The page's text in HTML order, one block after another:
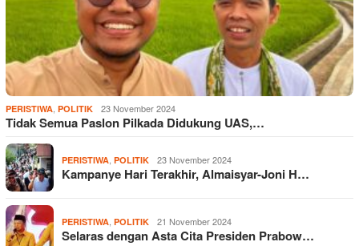
PERISTIWA, POLITIK 23 November 2024
Tidak Semua Paslon Pilkada Didukung UAS,…
PERISTIWA, POLITIK 23 November 2024
Kampanye Hari Terakhir, Almaisyar-Joni H…
PERISTIWA, POLITIK 21 November 2024
Selaras dengan Asta Cita Presiden Prabow…